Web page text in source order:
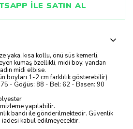
ILE SATIN AL
yaka, kısa kollu, önü süs kemerli,
kumaş özellikli, midi boy, yandan
midi elbise.
boyları 1-2 cm farklılık gösterebilir)
- Göğüs: 88 - Bel: 62 - Basen: 90
yapılabilir.
bandı ile gönderilmektedir. Güvenlik
kabul edilmeyecektir.